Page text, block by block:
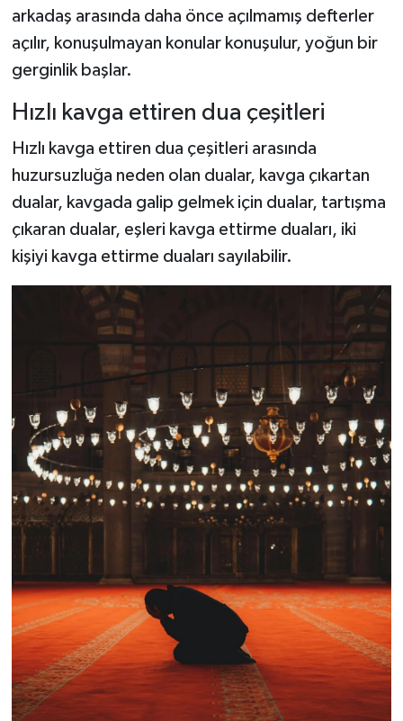
arkadaş arasında daha önce açılmamış defterler
açılır, konuşulmayan konular konuşulur, yoğun bir
gerginlik başlar.
Hızlı kavga ettiren dua çeşitleri
Hızlı kavga ettiren dua çeşitleri arasında
huzursuzluğa neden olan dualar, kavga çıkartan
dualar, kavgada galip gelmek için dualar, tartışma
çıkaran dualar, eşleri kavga ettirme duaları, iki
kişiyi kavga ettirme duaları sayılabilir.